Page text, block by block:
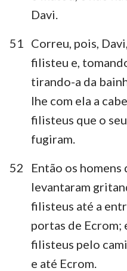
Davi.
51
Correu, pois,
filisteu e,
tirando-a da
lhe com ela a
filisteus que o
fugiram.
52
Então os homens
levantaram
filisteus até a
portas de Ecrom;
filisteus pelo
e até Ecrom.